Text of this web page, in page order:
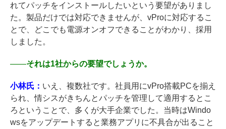
れてパッチをインストールしたいという要望がありまし
た。製品だけでは対応できませんが、vProに対応するこ
とで、どこでも電源オンオフできることがわかり、採用
しました。
――それは1社からの要望でしょうか。
小林氏： いえ、複数社です。社員用にvPro搭載PCを揃え
られ、情シスがきちんとパッチを管理して適用するとこ
ろということで、多くが大手企業でした。当時はWindo
wsをアップデートすると業務アプリに不具合が出ること